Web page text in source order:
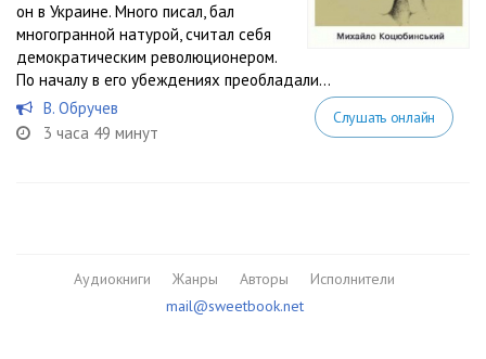
он в Украине. Много писал, бал
многогранной натурой, считал себя
демократическим революционером.
По началу в его убеждениях преобладали...
В. Обручев
3 часа 49 минут
Слушать онлайн
Аудиокниги Жанры Авторы
Исполнители
mail@sweetbook.net